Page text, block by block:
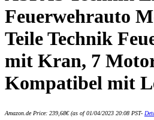
Feuerwehrauto
Teile Technik
mit Kran, 7
Kompatibel mit
Amazon.de Price: 239,68€(as of 01/04/2023 20:08 PST-